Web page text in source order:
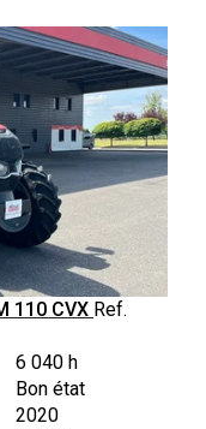
110 CVX Ref.
6 040 h
Bon état
2020